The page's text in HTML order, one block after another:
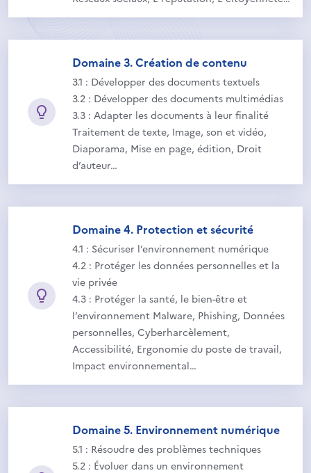
Domaine 3. Création de contenu
3.1 : Développer des documents textuels
3.2 : Développer des documents multimédias
3.3 : Adapter les documents à leur finalité
Traitement de texte, Image, son et vidéo,
Diaporama, Mise en page, édition, Droit
d’auteur…
Domaine 4. Protection et sécurité
4.1 : Sécuriser l’environnement numérique
4.2 : Protéger les données personnelles et la
vie privée
4.3 : Protéger la santé, le bien-être et
l’environnement Malware, Phishing, Données
personnelles, Cyberharcèlement,
Accessibilité, Ergonomie du poste de travail,
Impact environnemental…
Domaine 5. Environnement numérique
5.1 : Résoudre des problèmes techniques
5.2 : Évoluer dans un environnement